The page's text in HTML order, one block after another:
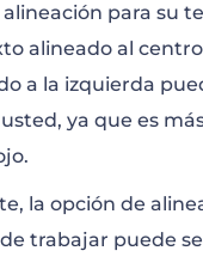
para su
alineado al
a la izquierda
ya que es
la opción de
trabajar puede